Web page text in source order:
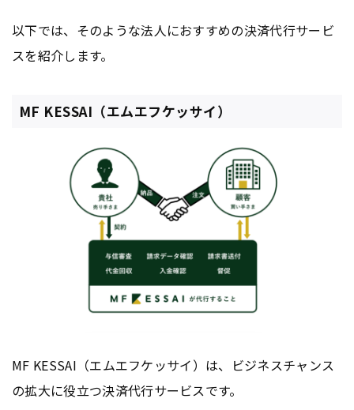
以下では、そのような法人におすすめの決済代行サービ
スを紹介します。
MF KESSAI（エムエフケッサイ）
MF KESSAI（エムエフケッサイ）は、ビジネスチャンス
の拡大に役立つ決済代行サービスです。